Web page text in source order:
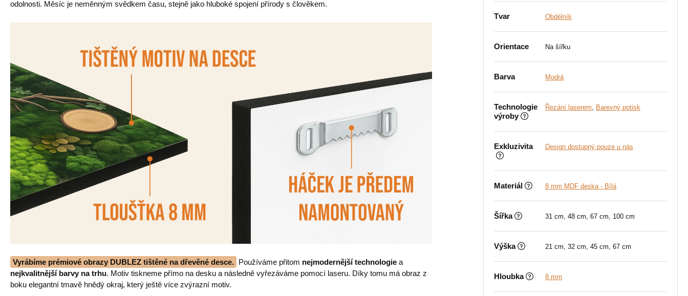
odolnosti. Měsíc je neměnným svědkem času, stejně jako hluboké spojení přírody s člověkem.
Vyrábíme prémiové obrazy DUBLEZ tištěné na dřevěné desce. Používáme přitom nejmodernější technologie a
nejkvalitnější barvy na trhu. Motiv tiskneme přímo na desku a následně vyřezáváme pomocí laseru. Díky tomu má obraz z
boku elegantní tmavě hnědý okraj, který ještě více zvýrazní motiv.
Tvar Obdélník
Orientace Na šířku
Barva Modrá
Technologie
výroby
Řezání laserem, Barevný potisk
Exkluzivita Design dostupný pouze u nás
Materiál 8 mm MDF deska - Bílá
Šířka 31 cm, 48 cm, 67 cm, 100 cm
Výška 21 cm, 32 cm, 45 cm, 67 cm
Hloubka 8 mm